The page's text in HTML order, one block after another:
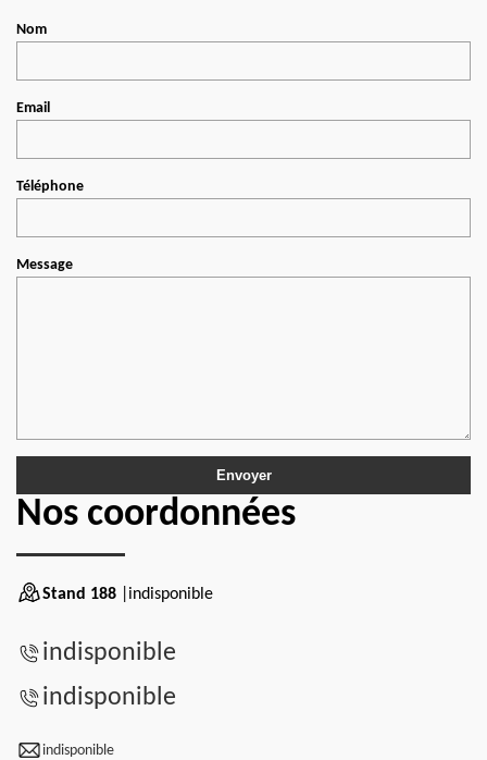
Nom
Email
Téléphone
Message
Nos coordonnées
Stand 188 |indisponible
indisponible
indisponible
indisponible